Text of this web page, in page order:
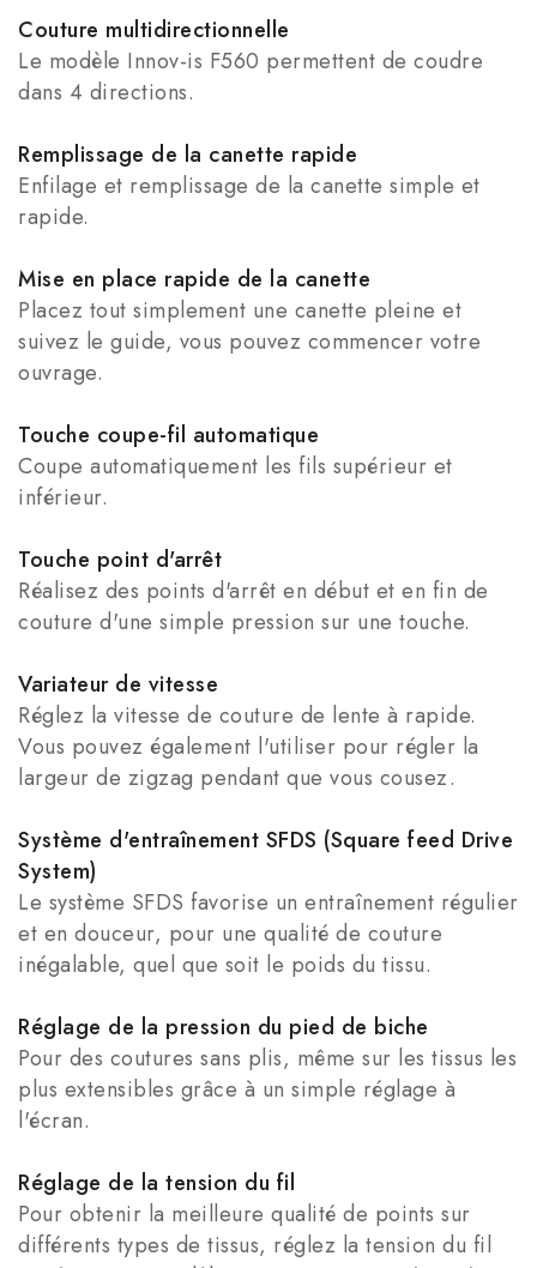
Couture multidirectionnelle
Le modèle Innov-is F560 permettent de coudre
dans 4 directions.
Remplissage de la canette rapide
Enfilage et remplissage de la canette simple et
rapide.
Mise en place rapide de la canette
Placez tout simplement une canette pleine et
suivez le guide, vous pouvez commencer votre
ouvrage.
Touche coupe-fil automatique
Coupe automatiquement les fils supérieur et
inférieur.
Touche point d'arrêt
Réalisez des points d'arrêt en début et en fin de
couture d'une simple pression sur une touche.
Variateur de vitesse
Réglez la vitesse de couture de lente à rapide.
Vous pouvez également l'utiliser pour régler la
largeur de zigzag pendant que vous cousez.
Système d'entraînement SFDS (Square feed Drive
System)
Le système SFDS favorise un entraînement régulier
et en douceur, pour une qualité de couture
inégalable, quel que soit le poids du tissu.
Réglage de la pression du pied de biche
Pour des coutures sans plis, même sur les tissus les
plus extensibles grâce à un simple réglage à
l'écran.
Réglage de la tension du fil
Pour obtenir la meilleure qualité de points sur
différents types de tissus, réglez la tension du fil